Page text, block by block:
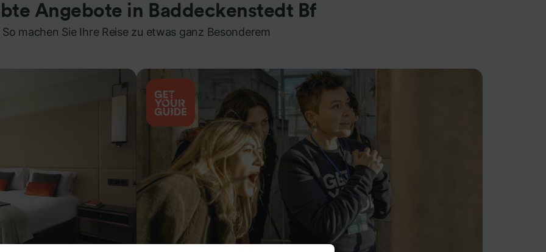
Angebote in Baddeckenstedt Bf
So machen Sie Ihre Reise zu etwas ganz Besonderem